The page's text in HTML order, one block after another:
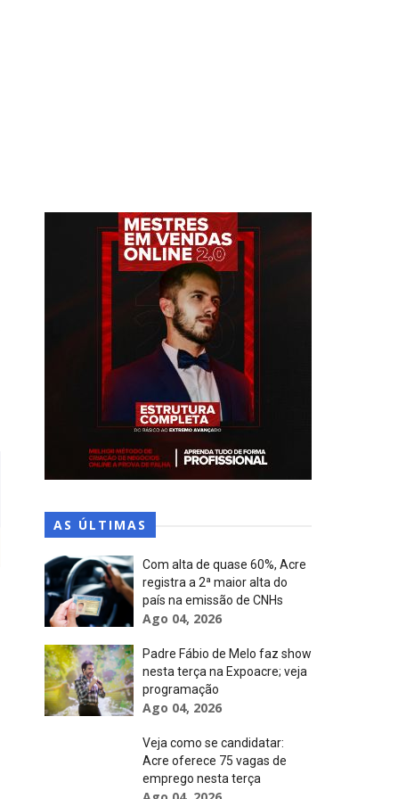
AS ÚLTIMAS
Com alta de quase 60%, Acre
registra a 2ª maior alta do
país na emissão de CNHs
Ago 04, 2026
Padre Fábio de Melo faz show
nesta terça na Expoacre; veja
programação
Ago 04, 2026
Veja como se candidatar:
Acre oferece 75 vagas de
emprego nesta terça